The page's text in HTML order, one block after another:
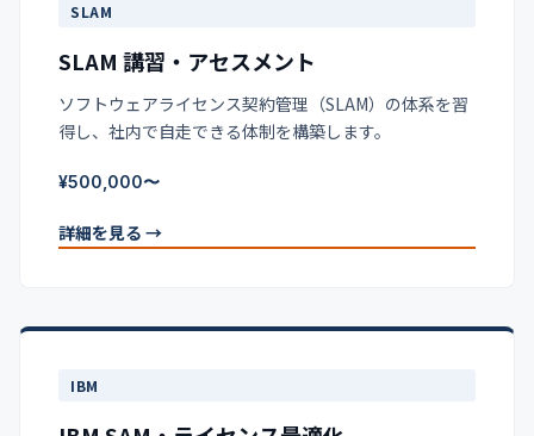
SLAM
SLAM 講習・アセスメント
ソフトウェアライセンス契約管理（SLAM）の体系を習
得し、社内で自走できる体制を構築します。
¥500,000〜
詳細を見る →
IBM